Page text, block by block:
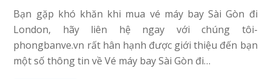
Bạn gặp khó khăn khi mua vé máy bay Sài Gòn đi
London, hãy liên hệ ngay với chúng tôi-
phongbanve.vn rất hân hạnh được giới thiệu đến bạn
một số thông tin về Vé máy bay Sài Gòn đi…